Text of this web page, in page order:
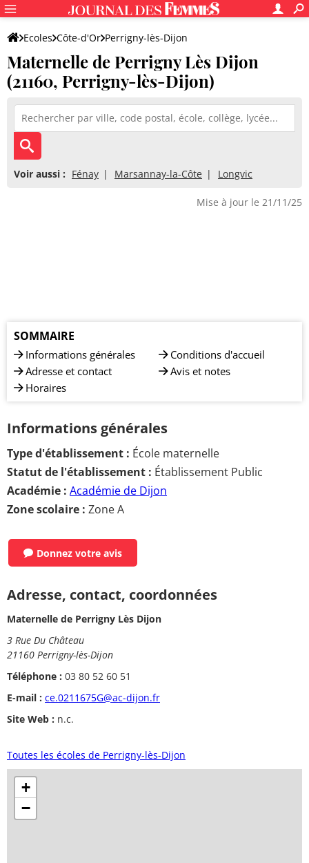
Ecoles Côte-d'Or Perrigny-lès-Dijon
Maternelle de Perrigny Lès Dijon
Maternelle de Perrigny Lès Dijon
(21160, Perrigny-lès-Dijon)
Voir aussi : Fénay Marsannay-la-Côte Longvic
Mise à jour le 21/11/25
SOMMAIRE
Informations générales
Adresse et contact
Horaires
Conditions d'accueil
Avis et notes
Informations générales
Type d'établissement : École maternelle
Statut de l'établissement : Établissement Public
Académie : Académie de Dijon
Zone scolaire : Zone A
Donnez votre avis
Adresse, contact, coordonnées
Maternelle de Perrigny Lès Dijon
3 Rue Du Château
21160 Perrigny-lès-Dijon
Téléphone : 03 80 52 60 51
E-mail : ce.0211675G@ac-dijon.fr
Site Web : n.c.
Toutes les écoles de Perrigny-lès-Dijon
+
−